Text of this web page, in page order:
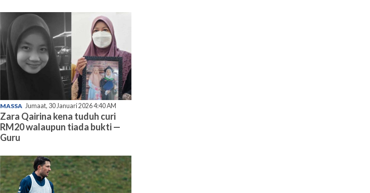
MASSA Jumaat, 30 Januari 2026 4:40 AM
Zara Qairina kena tuduh curi
RM20 walaupun tiada bukti —
Guru